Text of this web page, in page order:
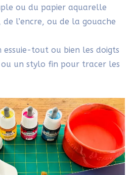
retrouver le
librement.
pour réveiller ton
minutes par jour.
demander si c’est « bien »
intuition et à l’imprévu
dans ta capacité
dès maintnant